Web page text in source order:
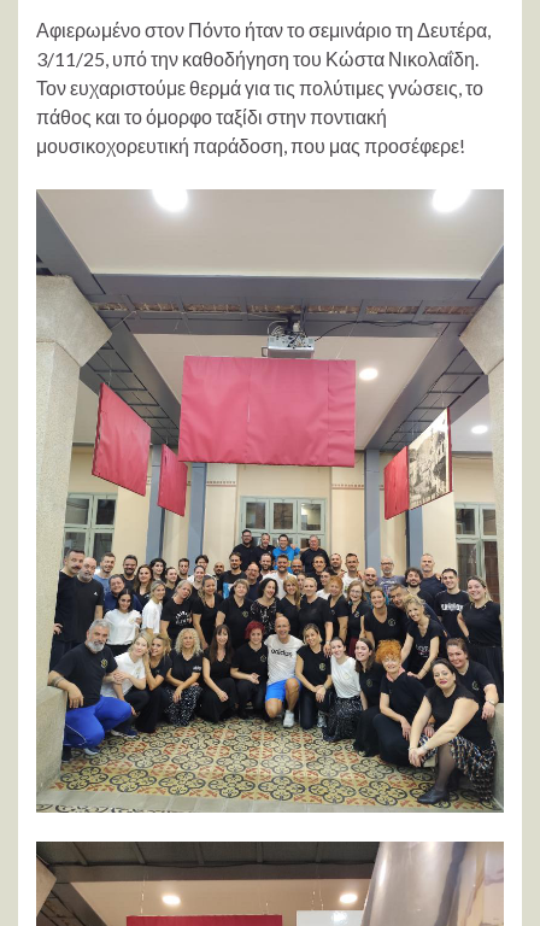
Αφιερωμένο στον Πόντο ήταν το σεμινάριο τη Δευτέρα,
3/11/25, υπό την καθοδήγηση του Κώστα Νικολαΐδη.
Τον ευχαριστούμε θερμά για τις πολύτιμες γνώσεις, το
πάθος και το όμορφο ταξίδι στην ποντιακή
μουσικοχορευτική παράδοση, που μας προσέφερε!